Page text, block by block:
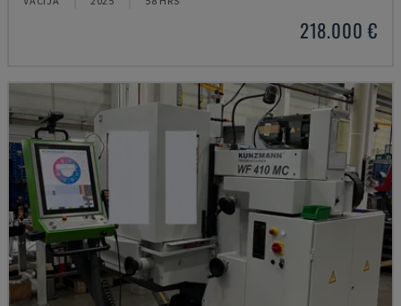
218.000 €